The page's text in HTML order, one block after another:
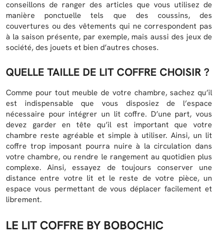
conseillons de ranger des articles que vous utilisez de
manière ponctuelle tels que des coussins, des
couvertures ou des vêtements qui ne correspondent pas
à la saison présente, par exemple, mais aussi des jeux de
société, des jouets et bien d’autres choses.
QUELLE TAILLE DE LIT COFFRE CHOISIR ?
Comme pour tout meuble de votre chambre, sachez qu’il
est indispensable que vous disposiez de l’espace
nécessaire pour intégrer un lit coffre. D’une part, vous
devez garder en tête qu’il est important que votre
chambre reste agréable et simple à utiliser. Ainsi, un lit
coffre trop imposant pourra nuire à la circulation dans
votre chambre, ou rendre le rangement au quotidien plus
complexe. Ainsi, essayez de toujours conserver une
distance entre votre lit et le reste de votre pièce, un
espace vous permettant de vous déplacer facilement et
librement.
LE LIT COFFRE BY BOBOCHIC